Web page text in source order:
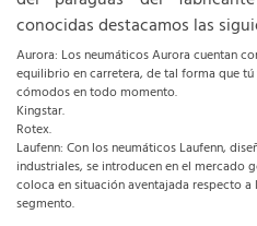
conocidas destacamos las
Aurora: Los neumáticos Aurora cuentan
equilibrio en carretera, de tal forma que
cómodos en todo momento.
Kingstar.
Rotex.
Laufenn: Con los neumáticos Laufenn,
industriales, se introducen en el mercado
coloca en situación aventajada respecto
segmento.